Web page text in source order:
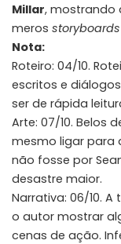
Millar, mostrando
meros storyboards
Nota:
Roteiro: 04/10.
escritos e
ser de rápida
Arte: 07/10. Belos
mesmo ligar para
não fosse por
desastre maior.
Narrativa: 06/10.
o autor mostrar
cenas de ação.